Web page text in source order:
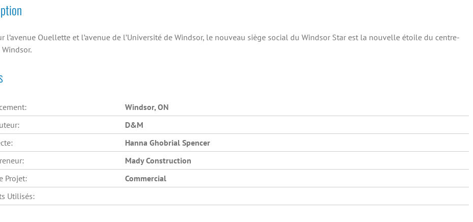
l’avenue Ouellette et l’avenue de l’Université de Windsor, le nouveau siège social du Windsor Star est la nouvelle étoile du centre-
Windsor, ON
D&M
Hanna Ghobrial Spencer
Mady Construction
Projet:
Commercial
Utilisés: